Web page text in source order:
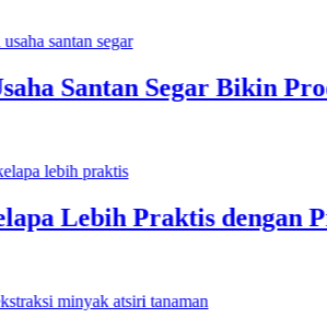
Santan Segar Bikin
Lebih Praktis dengan